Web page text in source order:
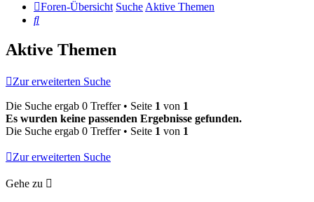
Foren-Übersicht SucheAktive Themen
Suche
Aktive Themen
Zur erweiterten Suche
Die Suche ergab 0 Treffer • Seite 1 von 1
Es wurden keine passenden Ergebnisse gefunden.
Die Suche ergab 0 Treffer • Seite 1 von 1
Zur erweiterten Suche
Gehe zu